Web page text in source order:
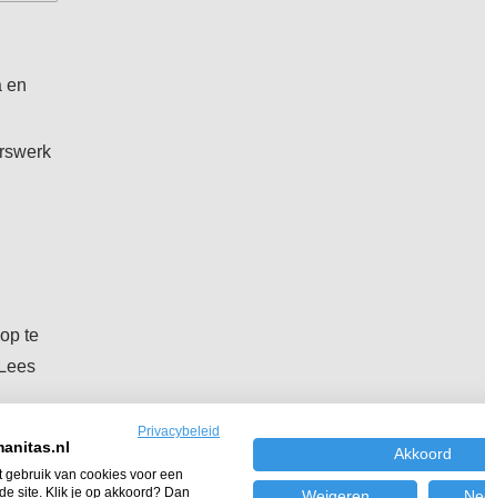
en
te
Privacybeleid
gebruik van cookies voor een
site. Klik je op akkoord? Dan
Akkoord